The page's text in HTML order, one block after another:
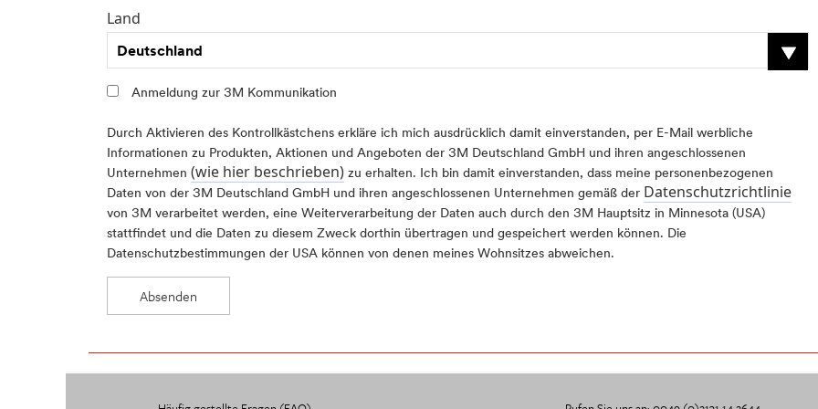
Land
Deutschland
Anmeldung zur 3M Kommunikation
Durch Aktivieren des Kontrollkästchens erkläre ich mich ausdrücklich damit einverstanden, per E-Mail werbliche
Informationen zu Produkten, Aktionen und Angeboten der 3M Deutschland GmbH und ihren angeschlossenen
Unternehmen (wie hier beschrieben) zu erhalten. Ich bin damit einverstanden, dass meine personenbezogenen
Daten von der 3M Deutschland GmbH und ihren angeschlossenen Unternehmen gemäß der Datenschutzrichtlinie
von 3M verarbeitet werden, eine Weiterverarbeitung der Daten auch durch den 3M Hauptsitz in Minnesota (USA)
stattfindet und die Daten zu diesem Zweck dorthin übertragen und gespeichert werden können. Die
Datenschutzbestimmungen der USA können von denen meines Wohnsitzes abweichen.
Absenden